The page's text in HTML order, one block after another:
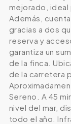
mejorado, ideal
Además,
gracias a dos
reserva y
garantiza un
de la finca.
de la carretera
Sereno. A 45
nivel del mar,
todo el año.